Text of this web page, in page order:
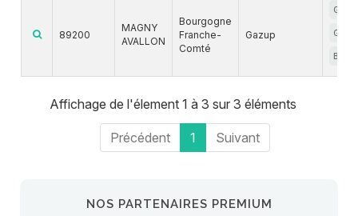
89200
MAGNY
AVALLON
Bourgogne
Franche-
Comté
Gazup
GNC
GNL
Affichage de l'élement 1 à 3 sur 3 éléments
Précédent 1 Suivant
NOS PARTENAIRES PREMIUM